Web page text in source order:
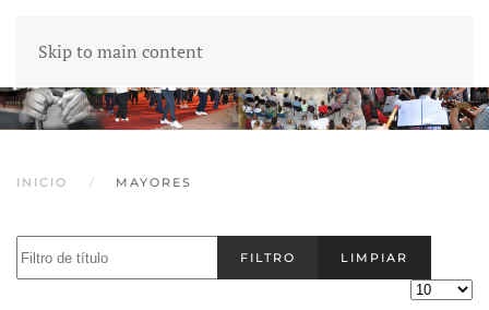
Skip to main content
INICIO MAYORES
Filtro de título FILTRO LIMPIAR
Cantidad